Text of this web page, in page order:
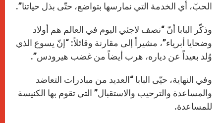
الحبّ، أي الخدمة التي نمارسها بتواضع، حتّى بذل حياتنا”.
وذكّر البابا أنّ “نصف لاجئي اليوم في العالم هم أولاد
وضحايا أبرياء”، مشيراً إلى مقارنة وقائلاً: “إنّ يسوع الذي
وُلد بعيداً عن دياره، هرب أيضاً من غضب هيرودس”.
وفي النهاية، حيّى البابا “العديد من مبادرات التعاضد
والمساعدة والترحيب والاستقبال” التي تقوم بها الكنيسة
للمساعدة.